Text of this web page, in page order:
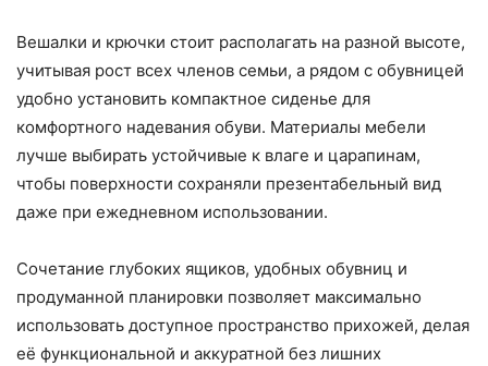
Вешалки и крючки стоит располагать на разной высоте,
учитывая рост всех членов семьи, а рядом с обувницей
удобно установить компактное сиденье для
комфортного надевания обуви. Материалы мебели
лучше выбирать устойчивые к влаге и царапинам,
чтобы поверхности сохраняли презентабельный вид
даже при ежедневном использовании.
Сочетание глубоких ящиков, удобных обувниц и
продуманной планировки позволяет максимально
использовать доступное пространство прихожей, делая
её функциональной и аккуратной без лишних